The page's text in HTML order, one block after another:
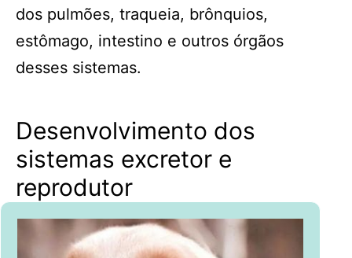
dos pulmões, traqueia, brônquios,
estômago, intestino e outros órgãos
desses sistemas.
Desenvolvimento dos
sistemas excretor e
reprodutor